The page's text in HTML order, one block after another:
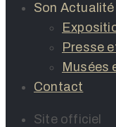
Son Actualité
Presse
Musées
Contact
Site officiel